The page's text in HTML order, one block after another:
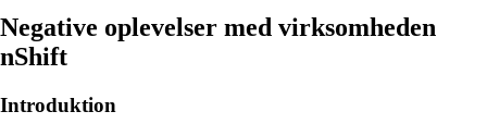
Negative oplevelser med virksomheden
nShift
Introduktion